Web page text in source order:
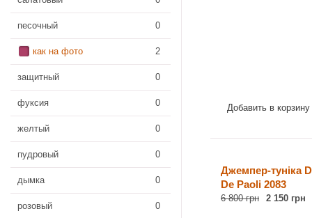
песочный 0
как на фото 2
защитный 0
фуксия 0
желтый 0
пудровый 0
дымка 0
розовый 0
Добавить в корзину
Джемпер-туніка
De Paoli 2083
6 800 грн 2 150 грн